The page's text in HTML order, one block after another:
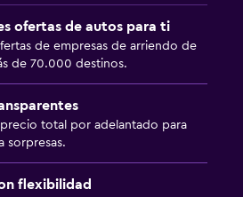
ofertas de autos para ti
de empresas de arriendo de
de 70.000 destinos.
total por adelantado para
sorpresas.
flexibilidad